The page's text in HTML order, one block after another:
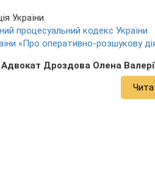
України
процесуальний кодекс України
«Про оперативно-розшукову
Дроздова Олена